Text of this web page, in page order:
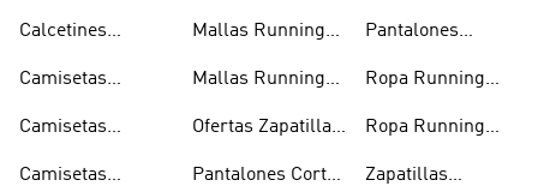
Calcetines
Camisetas
Camisetas
Camisetas
Mallas Running
Mallas Running
Ofertas Zapatillas
Pantalones Cortos
Pantalones
Ropa Running
Ropa Running
Zapatillas